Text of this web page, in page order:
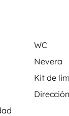
WC
Nevera
Kit de